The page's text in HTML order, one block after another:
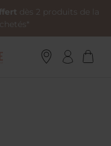
dès 2 produits de la